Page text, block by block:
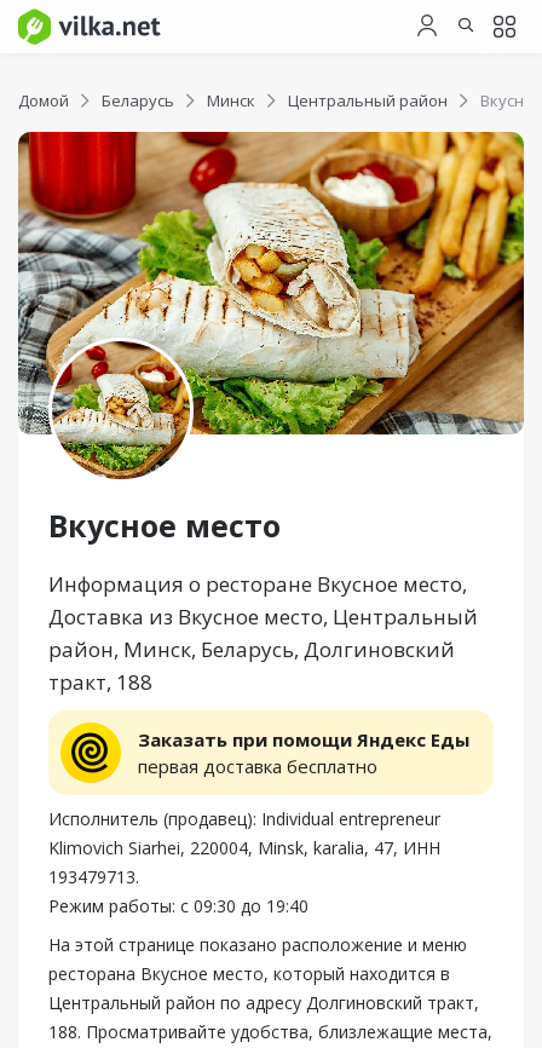
Домой Беларусь Минск Центральный район
Вкусное место
Информация о ресторане Вкусное место,
Доставка из Вкусное место, Центральный
район, Минск, Беларусь, Долгиновский
тракт, 188
Заказать при помощи Яндекс Еды
первая доставка бесплатно
Исполнитель (продавец): Individual entrepreneur
Klimovich Siarhei, 220004, Minsk, karalia, 47, ИНН
193479713.
Режим работы: с 09:30 до 19:40
На этой странице показано расположение и меню
ресторана Вкусное место, который находится в
Центральный район по адресу Долгиновский тракт,
188. Просматривайте удобства, близлежащие места,